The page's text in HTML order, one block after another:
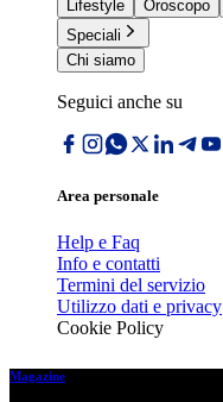
Lifestyle
Oroscopo
Speciali
Chi siamo
Seguici anche su
Area personale
Help e Faq
Info e contatti
Termini del servizio
Utilizzo dati e privacy
Cookie Policy
Magazine